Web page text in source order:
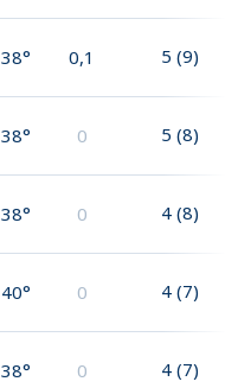
38° 0,1 5 (9)
38° 0 5 (8)
38° 0 4 (8)
40° 0 4 (7)
38° 0 4 (7)